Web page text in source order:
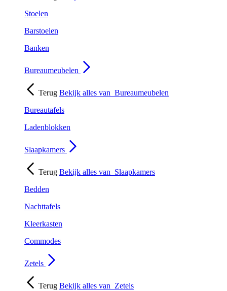
Stoelen
Barstoelen
Banken
Bureaumeubelen
Terug Bekijk alles van Bureaumeubelen
Bureautafels
Ladenblokken
Slaapkamers
Terug Bekijk alles van Slaapkamers
Bedden
Nachttafels
Kleerkasten
Commodes
Zetels
Terug Bekijk alles van Zetels